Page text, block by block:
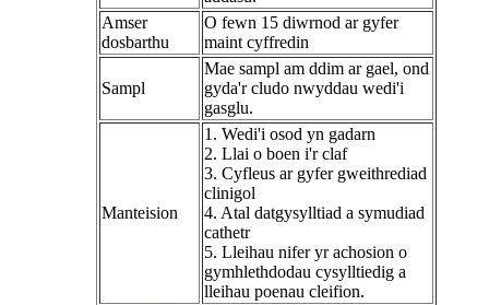
Amser
dosbarthu
O fewn 15 diwrnod ar gyfer
maint cyffredin
Sampl
Mae sampl am ddim ar gael, ond
gyda'r cludo nwyddau wedi'i
gasglu.
Manteision
1. Wedi'i osod yn gadarn
2. Llai o boen i'r claf
3. Cyfleus ar gyfer gweithrediad
clinigol
4. Atal datgysylltiad a symudiad
cathetr
5. Lleihau nifer yr achosion o
gymhlethdodau cysylltiedig a
lleihau poenau cleifion.